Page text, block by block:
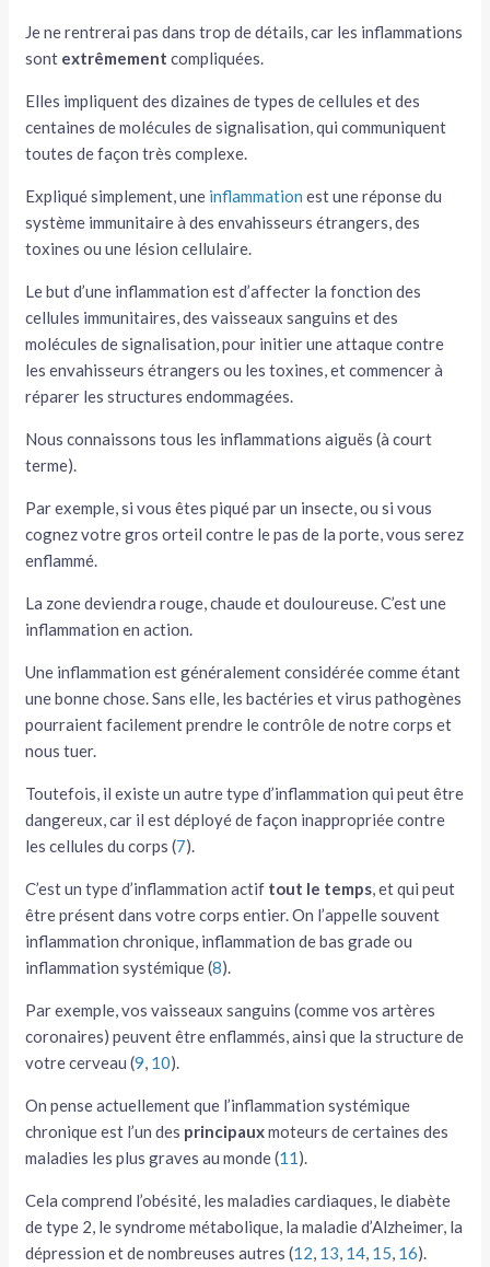
Je ne rentrerai pas dans trop de détails, car les inflammations
sont extrêmementcompliquées.
Elles impliquent des dizaines de types de cellules et des
centaines de molécules de signalisation, qui communiquent
toutes de façon très complexe.
Expliqué simplement, une inflammationest une réponse du
système immunitaire à des envahisseurs étrangers, des
toxines ou une lésion cellulaire.
Le but d’une inflammation est d’affecter la fonction des
cellules immunitaires, des vaisseaux sanguins et des
molécules de signalisation, pour initier une attaque contre
les envahisseurs étrangers ou les toxines, et commencer à
réparer les structures endommagées.
Nous connaissons tous les inflammations aiguës (à court
terme).
Par exemple, si vous êtes piqué par un insecte, ou si vous
cognez votre gros orteil contre le pas de la porte, vous serez
enflammé.
La zone deviendra rouge, chaude et douloureuse. C’est une
inflammation en action.
Une inflammation est généralement considérée comme étant
une bonne chose. Sans elle, les bactéries et virus pathogènes
pourraient facilement prendre le contrôle de notre corps et
nous tuer.
Toutefois, il existe un autre type d’inflammation qui peut être
dangereux, car il est déployé de façon inappropriée contre
les cellules du corps (7).
C’est un type d’inflammation actif tout le temps, et qui peut
être présent dans votre corps entier. On l’appelle souvent
inflammation chronique, inflammation de bas grade ou
inflammation systémique (8).
Par exemple, vos vaisseaux sanguins (comme vos artères
coronaires) peuvent être enflammés, ainsi que la structure de
votre cerveau (9, 10).
On pense actuellement que l’inflammation systémique
chronique est l’un des principauxmoteurs de certaines des
maladies les plus graves au monde (11).
Cela comprend l’obésité, les maladies cardiaques, le diabète
de type 2, le syndrome métabolique, la maladie d’Alzheimer, la
dépression et de nombreuses autres (12, 13, 14, 15, 16).